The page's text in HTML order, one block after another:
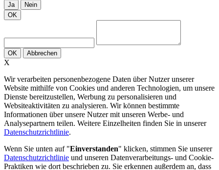
Ja
Nein
OK
OK Abbrechen
X
Wir verarbeiten personenbezogene Daten über Nutzer unserer
Website mithilfe von Cookies und anderen Technologien, um unsere
Dienste bereitzustellen, Werbung zu personalisieren und
Websiteaktivitäten zu analysieren. Wir können bestimmte
Informationen über unsere Nutzer mit unseren Werbe- und
Analysepartnern teilen. Weitere Einzelheiten finden Sie in unserer
Datenschutzrichtlinie.
Wenn Sie unten auf "Einverstanden" klicken, stimmen Sie unserer
Datenschutzrichtlinie und unseren Datenverarbeitungs- und Cookie-
Praktiken wie dort beschrieben zu. Sie erkennen außerdem an, dass